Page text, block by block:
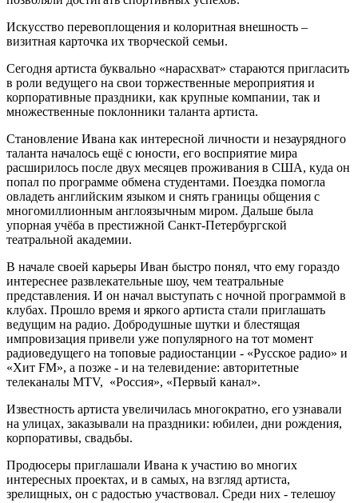
Искусство перевоплощения и колоритная внешность –
визитная карточка их творческой семьи.
Сегодня артиста буквально «нарасхват» стараются пригласить
в роли ведущего на свои торжественные мероприятия и
корпоративные праздники, как крупные компании, так и
множественные поклонники таланта артиста.
Становление Ивана как интересной личности и незаурядного
таланта началось ещё с юности, его восприятие мира
расширилось после двух месяцев проживания в США, куда он
попал по программе обмена студентами. Поездка помогла
овладеть английским языком и снять границы общения с
многомиллионным англоязычным миром. Дальше была
упорная учёба в престижной Санкт-Петербургской
театральной академии.
В начале своей карьеры Иван быстро понял, что ему гораздо
интереснее развлекательные шоу, чем театральные
представления. И он начал выступать с ночной программой в
клубах. Прошло время и яркого артиста стали приглашать
ведущим на радио. Добродушные шутки и блестящая
импровизация привели уже популярного на тот момент
радиоведущего на топовые радиостанции - «Русское радио» и
«Хит FM», а позже - и на телевидение: авторитетные
телеканалы MTV, «Россия», «Первый канал».
Известность артиста увеличилась многократно, его узнавали
на улицах, заказывали на праздники: юбилеи, дни рождения,
корпоративы, свадьбы.
Продюсеры приглашали Ивана к участию во многих
интересных проектах, и в самых, на взгляд артиста,
зрелищных, он с радостью участвовал. Среди них - телешоу